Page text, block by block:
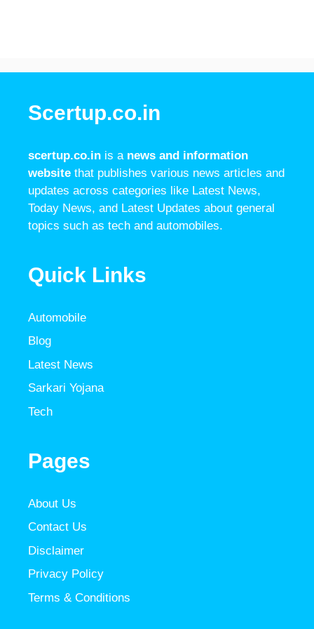
Scertup.co.in
scertup.co.in is a news and information
website that publishes various news articles and
updates across categories like Latest News,
Today News, and Latest Updates about general
topics such as tech and automobiles.
Quick Links
Automobile
Blog
Latest News
Sarkari Yojana
Tech
Pages
About Us
Contact Us
Disclaimer
Privacy Policy
Terms & Conditions